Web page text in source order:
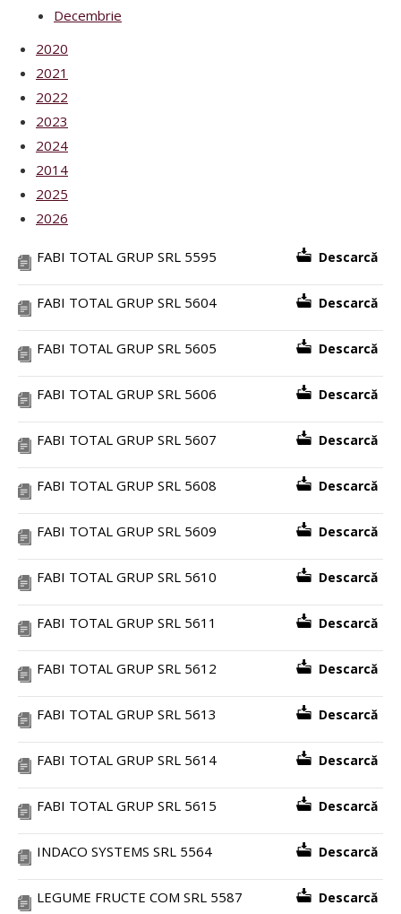
Decembrie
2020
2021
2022
2023
2024
2014
2025
2026
FABI TOTAL GRUP SRL 5595 Descarcă
FABI TOTAL GRUP SRL 5604 Descarcă
FABI TOTAL GRUP SRL 5605 Descarcă
FABI TOTAL GRUP SRL 5606 Descarcă
FABI TOTAL GRUP SRL 5607 Descarcă
FABI TOTAL GRUP SRL 5608 Descarcă
FABI TOTAL GRUP SRL 5609 Descarcă
FABI TOTAL GRUP SRL 5610 Descarcă
FABI TOTAL GRUP SRL 5611 Descarcă
FABI TOTAL GRUP SRL 5612 Descarcă
FABI TOTAL GRUP SRL 5613 Descarcă
FABI TOTAL GRUP SRL 5614 Descarcă
FABI TOTAL GRUP SRL 5615 Descarcă
INDACO SYSTEMS SRL 5564 Descarcă
LEGUME FRUCTE COM SRL 5587 Descarcă